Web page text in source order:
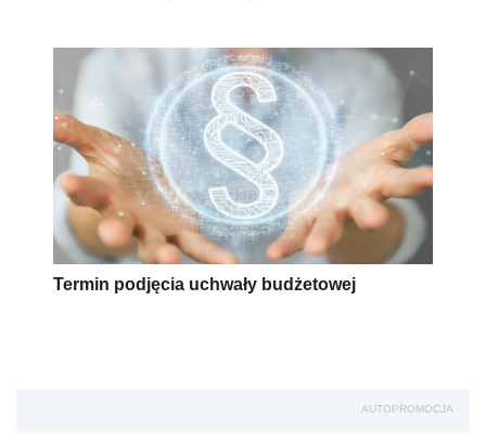
Termin podjęcia uchwały budżetowej
AUTOPROMOCJA